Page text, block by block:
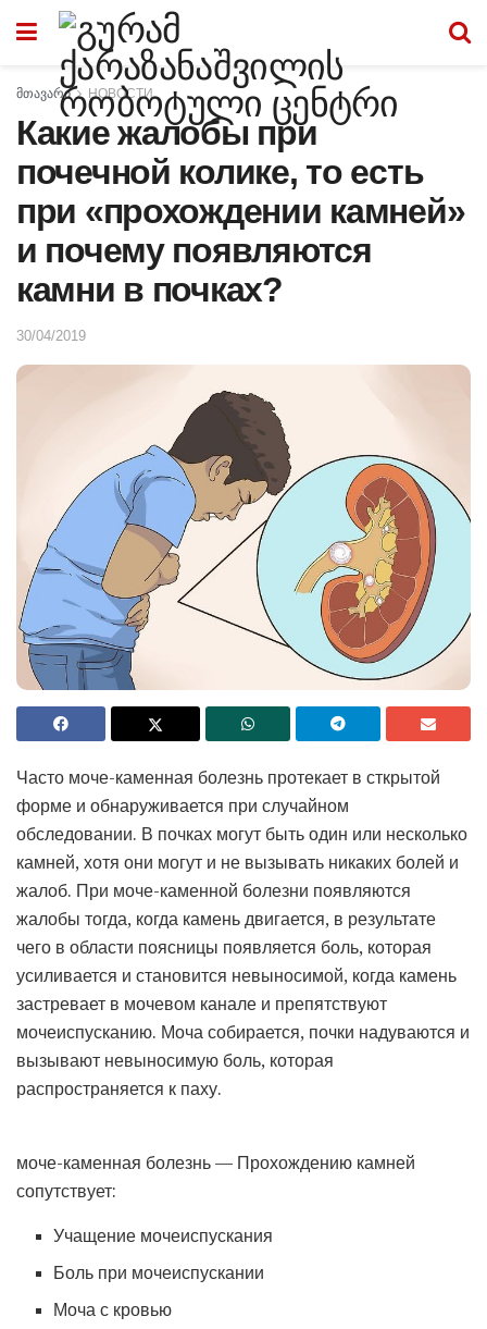
მთავარი НОВОСТИ
Какие жалобы при
почечной колике, то есть
при «прохождении камней»
и почему появляются
камни в почках?
30/04/2019
Часто моче-каменная болезнь протекает в сткрытой
форме и обнаруживается при случайном
обследовании. В почках могут быть один или несколько
камней, хотя они могут и не вызывать никаких болей и
жалоб. При моче-каменной болезни появляются
жалобы тогда, когда камень двигается, в результате
чего в области поясницы появляется боль, которая
усиливается и становится невыносимой, когда камень
застревает в мочевом канале и препятствуют
мочеиспусканию. Моча собирается, почки надуваются и
вызывают невыносимую боль, которая
распространяется к паху.
моче-каменная болезнь — Прохождению камней
сопутствует:
Учащение мочеиспускания
Боль при мочеиспускании
Моча с кровью